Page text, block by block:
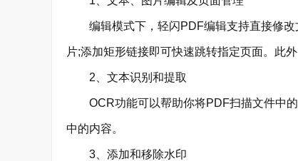
编辑模式下，轻闪PDF编辑支持直接修改
片;添加矩形链接即可快速跳转指定页面。此
2、文本识别和提取
OCR功能可以帮助你将PDF扫描文件中的
中的内容。
3、添加和移除水印